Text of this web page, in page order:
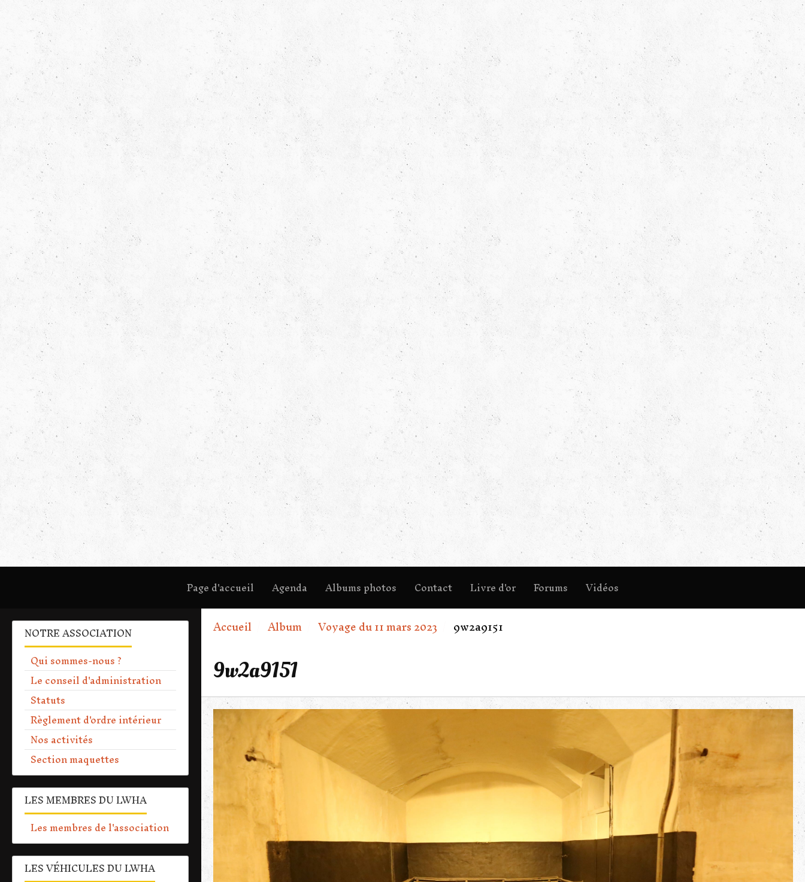
Page d'accueil Agenda Albums photos Contact Livre d'or Forums Vidéos
Accueil Album Voyage du 11 mars 2023 9w2a9151
9w2a9151
NOTRE ASSOCIATION
Qui sommes-nous ?
Le conseil d'administration
Statuts
Règlement d'ordre intérieur
Nos activités
Section maquettes
LES MEMBRES DU LWHA
Les membres de l'association
LES VÉHICULES DU LWHA